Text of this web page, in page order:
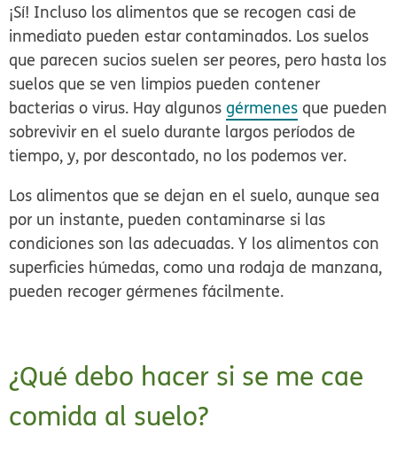
¡Sí! Incluso los alimentos que se recogen casi de
inmediato pueden estar contaminados. Los suelos
que parecen sucios suelen ser peores, pero hasta los
suelos que se ven limpios pueden contener
bacterias o virus. Hay algunosgérmenes que pueden
sobrevivir en el suelo durante largos períodos de
tiempo, y, por descontado, no los podemos ver.
Los alimentos que se dejan en el suelo, aunque sea
por un instante, pueden contaminarse si las
condiciones son las adecuadas. Y los alimentos con
superficies húmedas, como una rodaja de manzana,
pueden recoger gérmenes fácilmente.
¿Qué debo hacer si se me cae
comida al suelo?